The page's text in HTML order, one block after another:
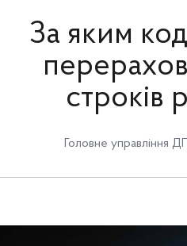
За яким
строків
Головне управління